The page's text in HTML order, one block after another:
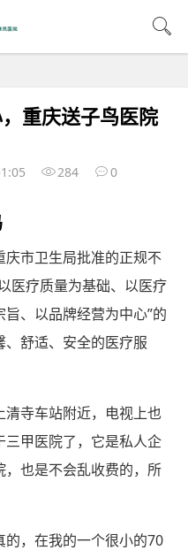
重庆送子鸟医院
284 0
市卫生局批准的正规不
医疗质量为基础、以医疗
、以品牌经营为中心”的
舒适、安全的医疗服
寺车站附近，电视上也
甲医院了，它是私人企
也是不会乱收费的，所
，在我的一个很小的70